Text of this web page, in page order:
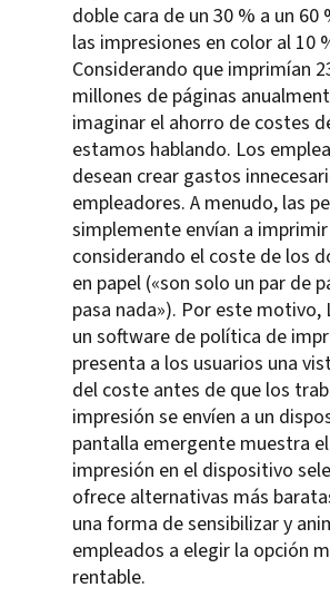
doble cara de un 30 % a un 60
las impresiones en color al 10
Considerando que imprimían
millones de páginas
imaginar el ahorro de costes
estamos hablando. Los
desean crear gastos
empleadores. A menudo, las
simplemente envían a imprimir
considerando el coste de los
en papel («son solo un par de
pasa nada»). Por este motivo,
un software de política de
presenta a los usuarios una
del coste antes de que los
impresión se envíen a un
pantalla emergente muestra
impresión en el dispositivo
ofrece alternativas más
una forma de sensibilizar y
empleados a elegir la opción
rentable.